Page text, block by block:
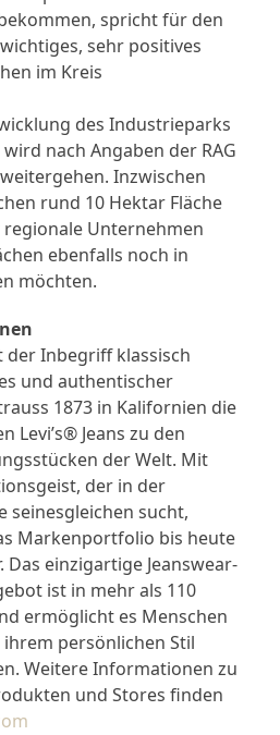
spricht für den
sehr positives
im Kreis
des Industrieparks
nach Angaben der RAG
Inzwischen
rund 10 Hektar Fläche
Unternehmen
ebenfalls noch in
möchten.
der Inbegriff klassisch
und authentischer
1873 in Kalifornien die
Levi’s® Jeans zu den
der Welt. Mit
der in der
seinesgleichen sucht,
Markenportfolio bis heute
einzigartige Jeanswear-
ist in mehr als 110
ermöglicht es Menschen
persönlichen Stil
Weitere Informationen zu
und Stores finden